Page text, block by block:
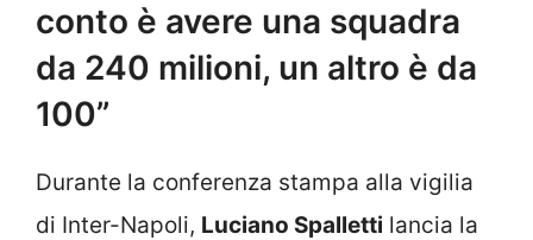
conto è avere una squadra
da 240 milioni, un altro è da
100”
Durante la conferenza stampa alla vigilia
di Inter-Napoli, Luciano Spalletti lancia la